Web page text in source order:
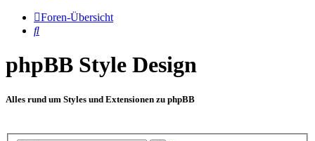
Foren-Übersicht
Suche
phpBB Style Design
Alles rund um Styles und Extensionen zu phpBB